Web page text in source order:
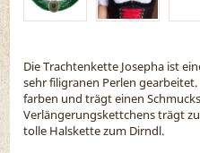
Die Trachtenkette Josepha ist
sehr filigranen Perlen
farben und trägt einen
Verlängerungskettchens trägt
tolle Halskette zum Dirndl.